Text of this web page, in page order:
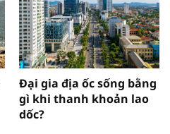
Đại gia địa ốc sống bằng
gì khi thanh khoản lao
dốc?